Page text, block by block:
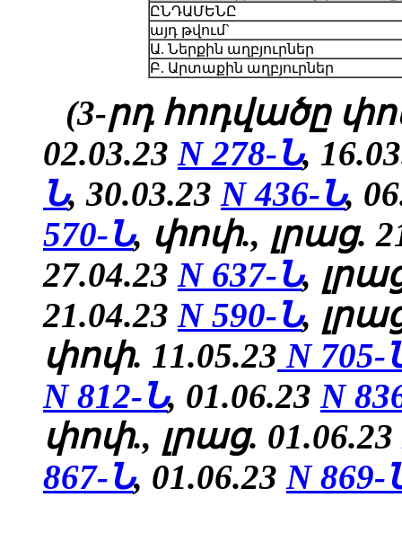
ԸՆԴԱՄԵՆԸ
այդ թվում`
Ա. Ներքին աղբյուրներ
Բ. Արտաքին աղբյուրներ
(3-րդ հոդվածը
02.03.23 N 278-Ն,
Ն, 30.03.23 N 436-Ն,
570-Ն, փոփ., լրաց.
27.04.23 N 637-Ն,
21.04.23 N 590-Ն,
փոփ. 11.05.23 N 705-
N 812-Ն, 01.06.23 N
փոփ., լրաց. 01.06.23
867-Ն, 01.06.23 N 869-